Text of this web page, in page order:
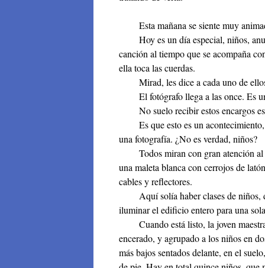
Esta mañana se siente muy
Hoy es un día especial, niños,
canción al tiempo que se acompaña
ella toca las cuerdas.
Mirad, les dice a cada uno de
El fotógrafo llega a las once. Es
No suelo recibir estos encargos
Es que esto es un acontecimiento,
una fotografía. ¿No es verdad, niños?
Todos miran con gran atención al
una maleta blanca con cerrojos de
cables y reflectores.
Aquí solía haber clases de niños,
iluminar el edificio entero para una
Cuando está listo, la joven
encerado, y agrupado a los niños en
más bajos sentados delante, en el